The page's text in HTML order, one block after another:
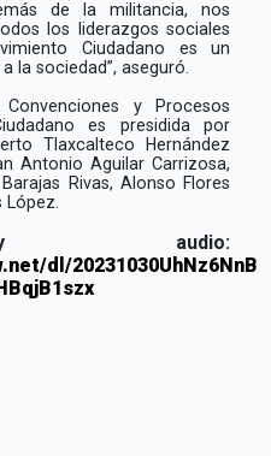
de la militancia, nos
los liderazgos sociales
Ciudadano es un
la sociedad”, aseguró.
y Procesos
es presidida por
Tlaxcalteco Hernández
Antonio Aguilar Carrizosa,
Rivas, Alonso Flores
audio:
dl/20231030UhNz6NnB